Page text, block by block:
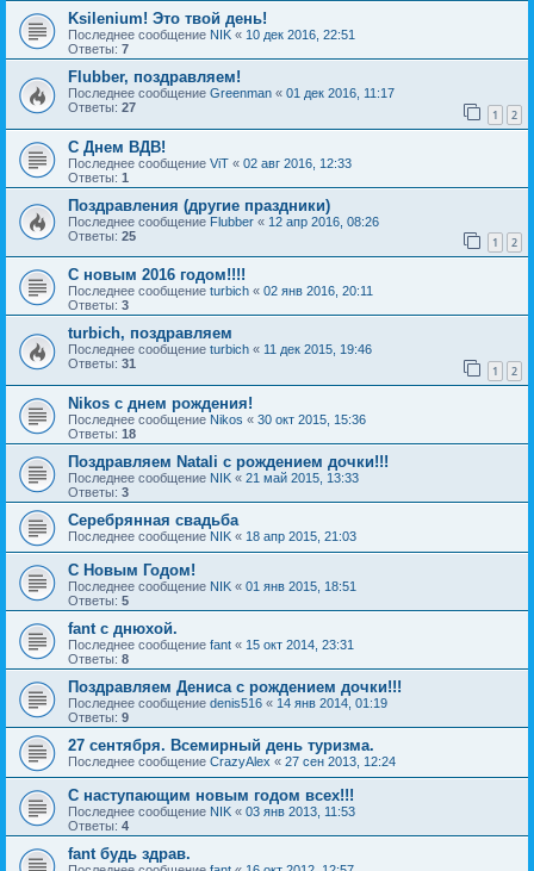
Ksilenium! Это твой день!
Последнее сообщение NIK « 10 дек 2016, 22:51
Ответы: 7
Flubber, поздравляем!
Последнее сообщение Greenman « 01 дек 2016, 11:17
Ответы: 27 1 2
С Днем ВДВ!
Последнее сообщение ViT « 02 авг 2016, 12:33
Ответы: 1
Поздравления (другие праздники)
Последнее сообщение Flubber « 12 апр 2016, 08:26
Ответы: 25 1 2
С новым 2016 годом!!!!
Последнее сообщение turbich « 02 янв 2016, 20:11
Ответы: 3
turbich, поздравляем
Последнее сообщение turbich « 11 дек 2015, 19:46
Ответы: 31 1 2
Nikos с днем рождения!
Последнее сообщение Nikos « 30 окт 2015, 15:36
Ответы: 18
Поздравляем Natali c рождением дочки!!!
Последнее сообщение NIK « 21 май 2015, 13:33
Ответы: 3
Серебрянная свадьба
Последнее сообщение NIK « 18 апр 2015, 21:03
C Новым Годом!
Последнее сообщение NIK « 01 янв 2015, 18:51
Ответы: 5
fant с днюхой.
Последнее сообщение fant « 15 окт 2014, 23:31
Ответы: 8
Поздравляем Дениса с рождением дочки!!!
Последнее сообщение denis516 « 14 янв 2014, 01:19
Ответы: 9
27 сентября. Всемирный день туризма.
Последнее сообщение CrazyAlex « 27 сен 2013, 12:24
С наступающим новым годом всех!!!
Последнее сообщение NIK « 03 янв 2013, 11:53
Ответы: 4
fant будь здрав.